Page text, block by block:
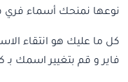
نوعها نمنحك أسماء فري
كل ما عليك هو انتقاء
فاير و قم بتغيير اسمك